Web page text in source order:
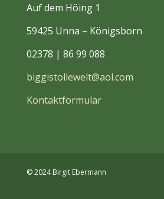
Auf dem Höing 1
59425 Unna – Königsborn
02378 | 86 99 088
biggistollewelt@aol.com
Kontaktformular
© 2024 Birgit Ebermann